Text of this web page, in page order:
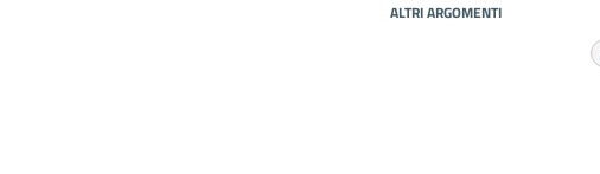
ALTRI ARGOMENTI